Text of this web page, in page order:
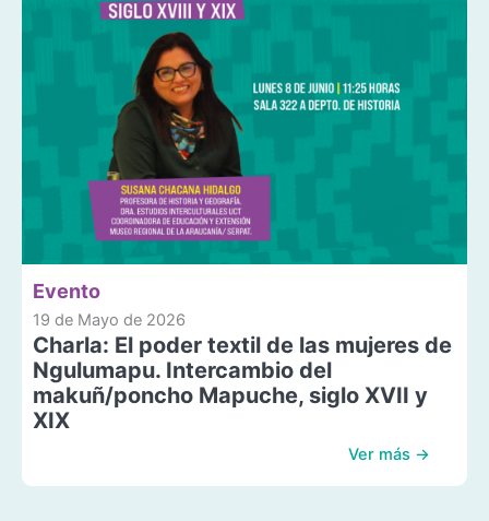
Evento
19 de Mayo de 2026
Charla: El poder textil de las mujeres de
Ngulumapu. Intercambio del
makuñ/poncho Mapuche, siglo XVII y
XIX
Ver más →